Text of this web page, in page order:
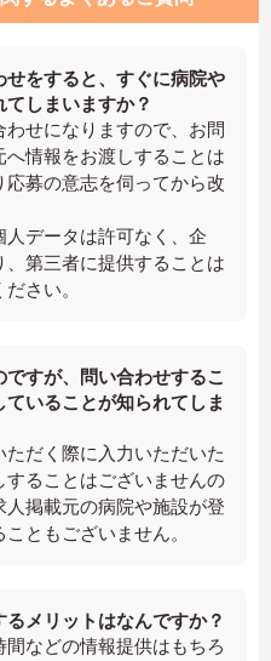
せをすると、すぐに病院や
しまいますか？
せになりますので、お問
情報をお渡しすることは
募の意志を伺ってから改
データは許可なく、企
第三者に提供することは
さい。
すが、問い合わせするこ
いることが知られてしま
だく際に入力いただいた
ることはございませんの
掲載元の病院や施設が登
ともございません。
メリットはなんですか？
などの情報提供はもちろ